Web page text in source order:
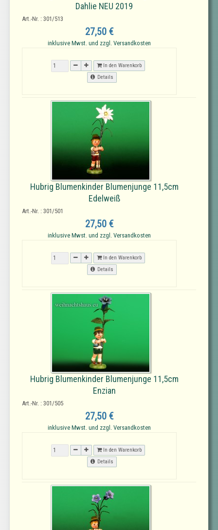
Dahlie NEU 2019
Art.-Nr. : 301/513
27,50 €
inklusive Mwst. und zzgl. Versandkosten
In den Warenkorb
Details
Hubrig Blumenkinder Blumenjunge 11,5cm
Edelweiß
Art.-Nr. : 301/501
27,50 €
inklusive Mwst. und zzgl. Versandkosten
In den Warenkorb
Details
Hubrig Blumenkinder Blumenjunge 11,5cm
Enzian
Art.-Nr. : 301/505
27,50 €
inklusive Mwst. und zzgl. Versandkosten
In den Warenkorb
Details